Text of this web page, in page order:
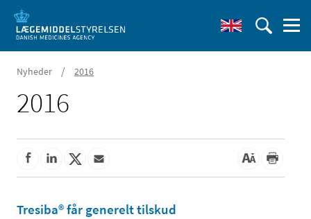
Nyheder / 2016
2016
Tresiba® får generelt tilskud